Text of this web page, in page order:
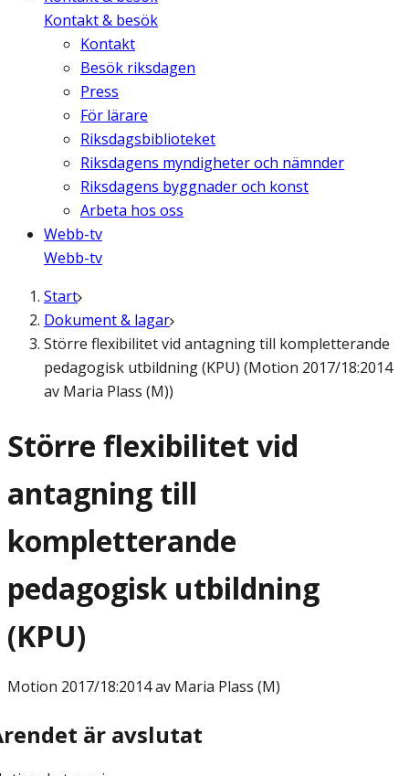
Kontakt & besök
Kontakt
Besök riksdagen
Press
För lärare
Riksdagsbiblioteket
Riksdagens myndigheter och nämnder
Riksdagens byggnader och konst
Arbeta hos oss
Webb-tv
Webb-tv
Start
Dokument & lagar
Större flexibilitet vid antagning till kompletterande
pedagogisk utbildning (KPU) (Motion 2017/18:2014
av Maria Plass (M))
Större flexibilitet vid
antagning till
kompletterande
pedagogisk utbildning
(KPU)
Motion 2017/18:2014 av Maria Plass (M)
är avslutat